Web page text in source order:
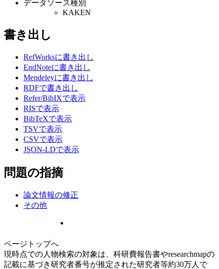
データソース種別
KAKEN
書き出し
RefWorksに書き出し
EndNoteに書き出し
Mendeleyに書き出し
RDFで書き出し
Refer/BibIXで表示
RISで表示
BibTeXで表示
TSVで表示
CSVで表示
JSON-LDで表示
問題の指摘
論文情報の修正
その他
ページトップへ
現時点での人物検索の対象は、科研費報告書やresearchmapの
記載に基づき研究者番号が推定された研究者等約30万人で